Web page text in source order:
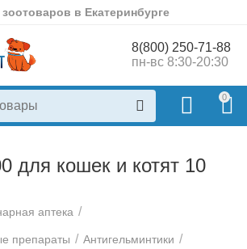
зоотоваров в Екатеринбурге
8(800) 250-71-88
пн-вс 8:30-20:30
0
для кошек и котят 10
аптека /
препараты / Антигельминтики /